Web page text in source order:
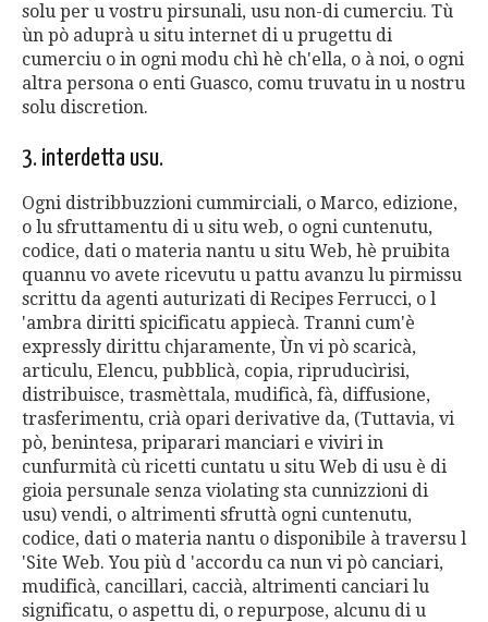
solu per u vostru pirsunali, usu non-di cumerciu. Tù
ùn pò aduprà u situ internet di u prugettu di
cumerciu o in ogni modu chì hè ch'ella, o à noi, o ogni
altra persona o enti Guasco, comu truvatu in u nostru
solu discretion.
3. interdetta usu.
Ogni distribbuzzioni cummirciali, o Marco, edizione,
o lu sfruttamentu di u situ web, o ogni cuntenutu,
codice, dati o materia nantu u situ Web, hè pruibita
quannu vo avete ricevutu u pattu avanzu lu pirmissu
scrittu da agenti auturizati di Recipes Ferrucci, o l
'ambra diritti spicificatu appiecà. Tranni cum'è
expressly dirittu chjaramente, Ùn vi pò scaricà,
articulu, Elencu, pubblicà, copia, ripruducìrisi,
distribuisce, trasmèttala, mudificà, fà, diffusione,
trasferimentu, crià opari derivative da, (Tuttavia, vi
pò, benintesa, priparari manciari e viviri in
cunfurmità cù ricetti cuntatu u situ Web di usu è di
gioia persunale senza violating sta cunnizzioni di
usu) vendi, o altrimenti sfruttà ogni cuntenutu,
codice, dati o materia nantu o disponibile à traversu l
'Site Web. You più d 'accordu ca nun vi pò canciari,
mudificà, cancillari, caccià, altrimenti canciari lu
significatu, o aspettu di, o repurpose, alcunu di u